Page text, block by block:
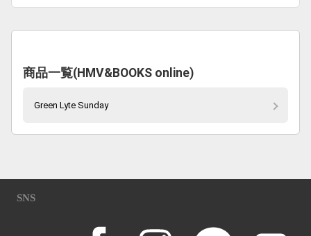
商品一覧(HMV&BOOKS online)
Green Lyte Sunday
SNS